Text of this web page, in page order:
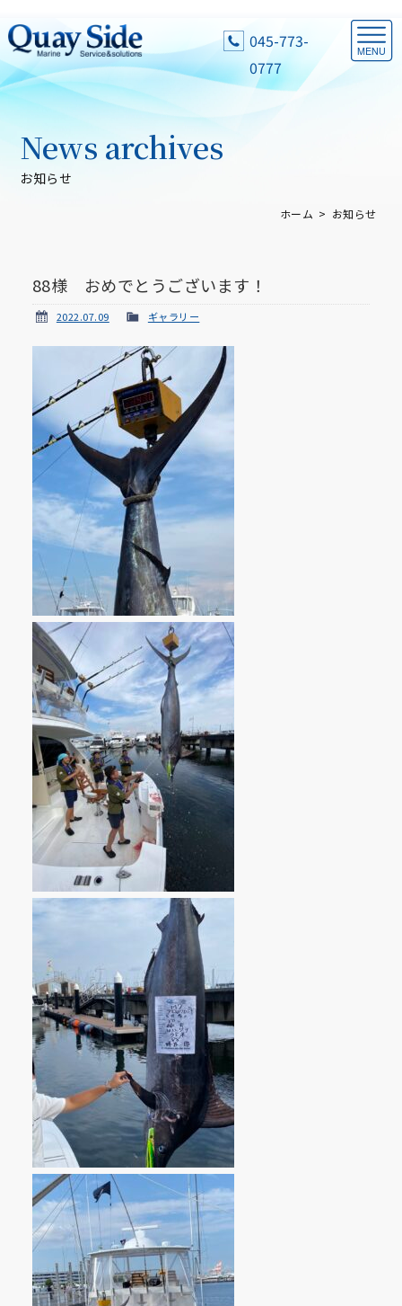
045-773-
0777
お知らせ
News archives
ホーム お知らせ
88様 おめでとうございます！
2022.07.09 ギャラリー